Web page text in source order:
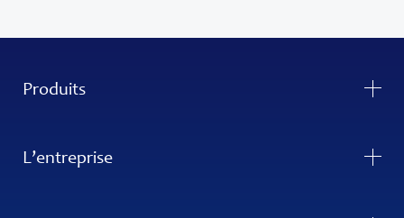
Produits
L’entreprise